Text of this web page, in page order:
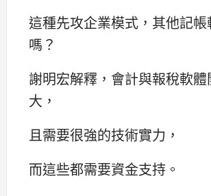
這種先攻企業模式，其他記
嗎？
謝明宏解釋，會計與報稅軟
大，
且需要很強的技術實力，
而這些都需要資金支持。